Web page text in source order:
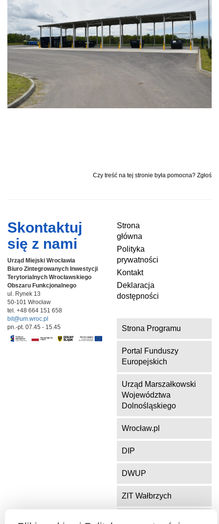
Czy treść na tej stronie była pomocna? Zgłoś
Skontaktuj
się z nami
Urząd Miejski Wrocławia
Biuro Zintegrowanych Inwestycji
Terytorialnych Wrocławskiego
Obszaru Funkcjonalnego
ul. Rynek 13
50-101 Wrocław
tel. +48 664 151 658
bit@um.wroc.pl
pn.-pt. 07.45 - 15.45
Strona
główna
Polityka
prywatności
Kontakt
Deklaracja
dostępności
Strona Programu
Portal Funduszy
Europejskich
Urząd Marszałkowski
Województwa
Dolnośląskiego
Wrocław.pl
DIP
DWUP
ZIT Wałbrzych